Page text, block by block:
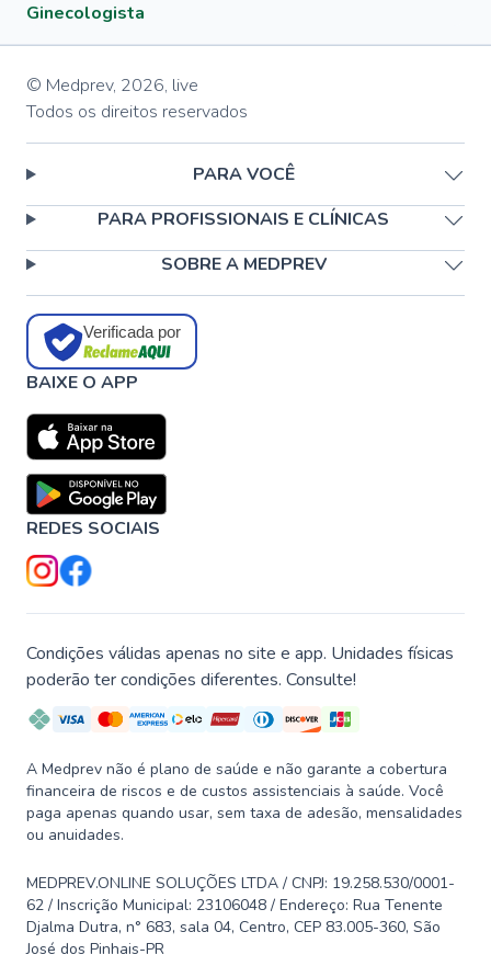
Ginecologista
© Medprev, 2026, live
Todos os direitos reservados
PARA VOCÊ
PARA PROFISSIONAIS E CLÍNICAS
SOBRE A MEDPREV
Verificada por
BAIXE O APP
REDES SOCIAIS
Condições válidas apenas no site e app. Unidades físicas
poderão ter condições diferentes. Consulte!
A Medprev não é plano de saúde e não garante a cobertura
financeira de riscos e de custos assistenciais à saúde. Você
paga apenas quando usar, sem taxa de adesão, mensalidades
ou anuidades.
MEDPREV.ONLINE SOLUÇÕES LTDA / CNPJ: 19.258.530/0001-
62 / Inscrição Municipal: 23106048 / Endereço: Rua Tenente
Djalma Dutra, n° 683, sala 04, Centro, CEP 83.005-360, São
José dos Pinhais-PR